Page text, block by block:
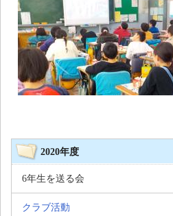
2020年度
6年生を送る会
クラブ活動